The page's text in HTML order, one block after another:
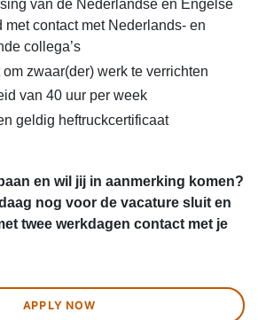
van de Nederlandse en Engelse
met contact met Nederlands- en
collega’s
zwaar(der) werk te verrichten
van 40 uur per week
geldig heftruckcertificaat
en wil jij in aanmerking komen?
nog voor de vacature sluit en
twee werkdagen contact met je
APPLY NOW